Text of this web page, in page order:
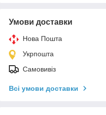
Умови доставки
Нова Пошта
Укрпошта
Самовивіз
Всі умови доставки